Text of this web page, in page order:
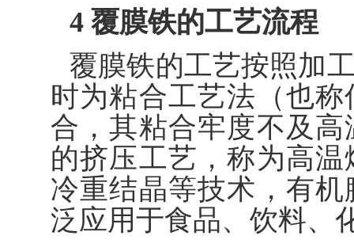
4 覆膜铁的工艺流程
覆膜铁的工艺按照加
时为粘合工艺法（也
合，其粘合牢度不及
的挤压工艺，称为高
冷重结晶等技术，有
泛应用于食品、饮料、